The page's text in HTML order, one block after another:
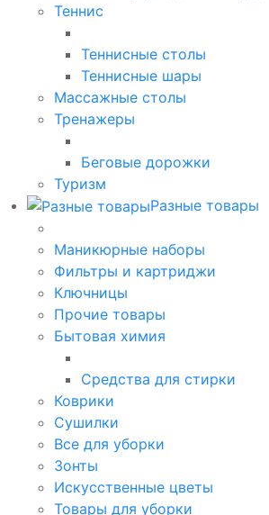
Теннис
Теннисные столы
Теннисные шары
Массажные столы
Тренажеры
Беговые дорожки
Туризм
Разные товары
Маникюрные наборы
Фильтры и картриджи
Ключницы
Прочие товары
Бытовая химия
Средства для стирки
Коврики
Сушилки
Все для уборки
Зонты
Искусственные цветы
Товары для уборки